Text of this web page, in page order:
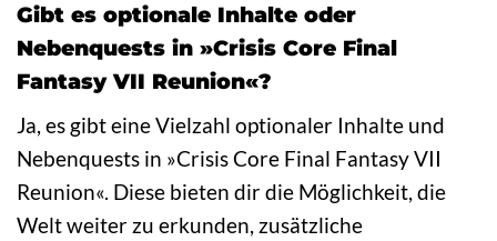
Gibt es optionale Inhalte oder
Nebenquests in »Crisis Core Final
Fantasy VII Reunion«?
Ja, es gibt eine Vielzahl optionaler Inhalte und
Nebenquests in »Crisis Core Final Fantasy VII
Reunion«. Diese bieten dir die Möglichkeit, die
Welt weiter zu erkunden, zusätzliche